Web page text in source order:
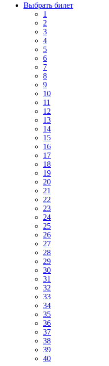
Выбрать билет
1
2
3
4
5
6
7
8
9
10
11
12
13
14
15
16
17
18
19
20
21
22
23
24
25
26
27
28
29
30
31
32
33
34
35
36
37
38
39
40